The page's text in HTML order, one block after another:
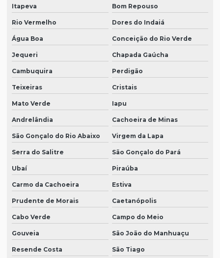
Itapeva Bom Repouso
Rio Vermelho Dores do Indaiá
Água Boa Conceição do Rio Verde
Jequeri Chapada Gaúcha
Cambuquira Perdigão
Teixeiras Cristais
Mato Verde Iapu
Andrelândia Cachoeira de Minas
São Gonçalo do Rio Abaixo Virgem da Lapa
Serra do Salitre São Gonçalo do Pará
Ubaí Piraúba
Carmo da Cachoeira Estiva
Prudente de Morais Caetanópolis
Cabo Verde Campo do Meio
Gouveia São João do Manhuaçu
Resende Costa São Tiago